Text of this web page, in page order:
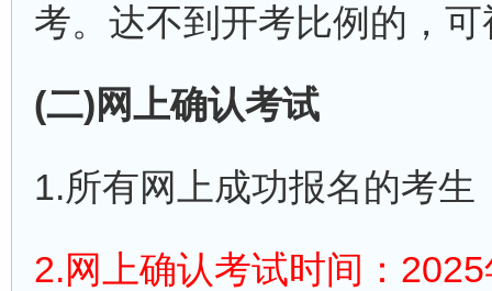
考。达不到开考比例的，
(二)网上确认考试
1.所有网上成功报名的考
2.网上确认考试时间：